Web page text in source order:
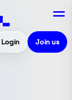
Login Join us